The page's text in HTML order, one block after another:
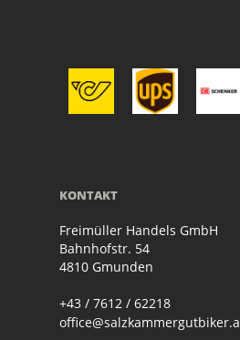
KONTAKT
Freimüller Handels GmbH
Bahnhofstr. 54
4810 Gmunden
+43 / 7612 / 62218